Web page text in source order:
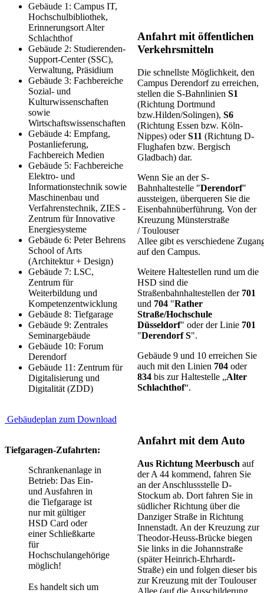
Gebäude 1: Campus IT,
Hochschulbibliothek,
Erinnerungsort Alter
Schlachthof
Gebäude 2: Studierenden-
Support-Center (SSC),
Verwaltung, Präsidium
Gebäude 3: Fachbereiche
Sozial- und
Kulturwissenschaften
sowie
Wirtschaftswissenschaften
Gebäude 4: Empfang,
Postanlieferung,
Fachbereich Medien
Gebäude 5: Fachbereiche
Elektro- und
Informationstechnik sowie
Maschinenbau und
Verfahrenstechnik, ZIES -
Zentrum für Innovative
Energiesysteme
Gebäude 6: Peter Behrens
School of Arts
(Architektur + Design)
Gebäude 7: LSC,
Zentrum für
Weiterbildung und
Kompetenzentwicklung
Gebäude 8: Tiefgarage
Gebäude 9: Zentrales
Seminargebäude
Gebäude 10: Forum
Derendorf
Gebäude 11: Zentrum für
Digitalisierung und
Digitalität (ZDD)
Gebäudeplan zum Downl​oad
Tiefgaragen-Zufahrten:
Schrankenanlage in
Betrieb: Das Ein-
und Ausfahren in
die Tiefgarage ist
nur mit gültiger
HSD Card oder
einer Schließkarte
für
Hochschulangehörige
möglich​!
Es handelt sich um
Anfahrt mit öffentlichen
Verkehrsmitteln
Die schnellste Möglichkeit, den
Campus Derendorf zu erreichen,
stellen die S-Bahnlinien S1
(Richtung Dortmund
bzw.Hilden/Solingen), S6
(Richtung Essen bzw. Köln-
Nippes) oderS11 (Richtung D-
Flughafen bzw. Bergisch
Gladbach) dar.
Wenn Sie an der S-
Bahnhaltestelle "Derendorf"
aussteigen, überqueren Sie die
Eisenbahnüberführung. Von der
Kreuzung Münsterstraße
/ Toulouser
Allee gibt es verschiedene
auf den Campus.
Weitere Haltestellen rund um die
HSD sind die
Straßenbahnhaltestellen der 701
und 704 "Rather
Straße/Hochschule
Düsseldorf" oder der Linie 701
"Derendorf S".
Gebäude 9 und 10 erreichen Sie
auch mit den Linien 704oder
834bis zur Haltestelle „Alter
Schlachthof“.
Anfahrt mit dem Auto
Aus Richtung Meerbusch auf
der A 44 kommend, fahren Sie
an der Anschlussstelle D-
Stockum ab. Dort fahren Sie in
südlicher Richtung über die
Danziger Straße in Richtung
Innenstadt. An der Kreuzung zur
Theodor-Heuss-Brücke biegen
Sie links in die Johannstraße
(später Heinrich-Ehrhardt-
Straße) ein und folgen dieser bis
zur Kreuzung mit der Toulouser
Allee (auf die Ausschilderung